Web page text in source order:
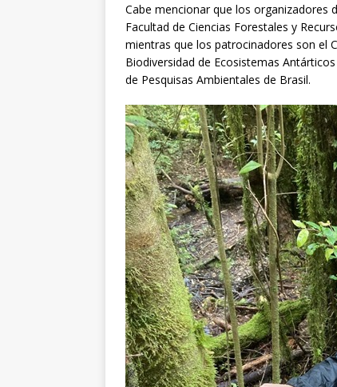
Cabe mencionar que los organizadores
Facultad de Ciencias Forestales y
mientras que los patrocinadores son el
Biodiversidad de Ecosistemas
de Pesquisas Ambientales de Brasil.